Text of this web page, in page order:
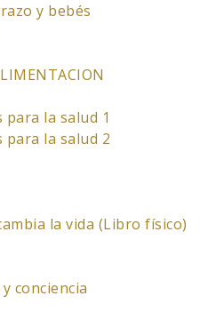
y bebés
la salud 1
para la salud 2
la vida (Libro físico)
conciencia